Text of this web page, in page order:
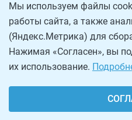
Мы используем файлы
работы сайта, а также
(Яндекс.Метрика) для
Нажимая «Согласен», вы
их использование.